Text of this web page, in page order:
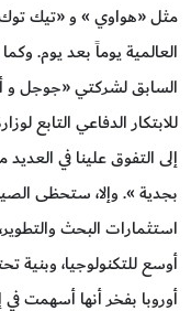
مثل «هواوي » و «تيك
العالمية يوماً بعد يوم.
السابق لشركتي «جوجل و
للابتكار الدفاعي التابع
إلى التفوق علينا في
بجدية ». وإلا، ستحظى
استثمارات البحث
أوسع للتكنولوجيا، وبنية
أوروبا بفخر أنها أسهمت